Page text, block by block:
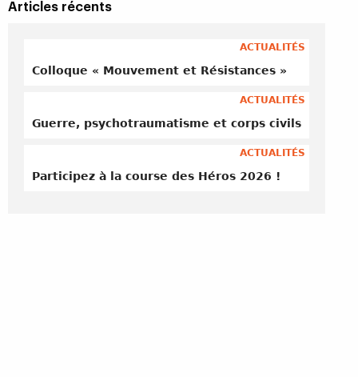
Articles récents
ACTUALITÉS
Colloque « Mouvement et Résistances »
ACTUALITÉS
Guerre, psychotraumatisme et corps civils
ACTUALITÉS
Participez à la course des Héros 2026 !